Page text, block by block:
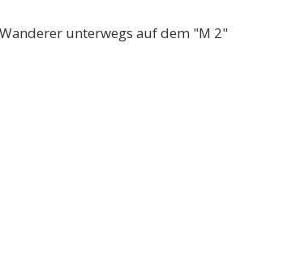
auf dem "M 2"